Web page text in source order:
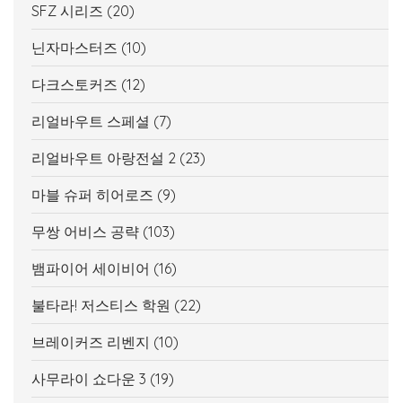
SFZ 시리즈 (20)
닌자마스터즈 (10)
다크스토커즈 (12)
리얼바우트 스페셜 (7)
리얼바우트 아랑전설 2 (23)
마블 슈퍼 히어로즈 (9)
무쌍 어비스 공략 (103)
뱀파이어 세이비어 (16)
불타라! 저스티스 학원 (22)
브레이커즈 리벤지 (10)
사무라이 쇼다운 3 (19)